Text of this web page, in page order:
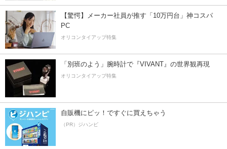
【驚愕】メーカー社員が推す「10万円台」神コスパ
PC
オリコンタイアップ特集
「別班のよう」腕時計で『VIVANT』の世界観再現
オリコンタイアップ特集
自販機にピッ！ですぐに買えちゃう
（PR）ジハンピ